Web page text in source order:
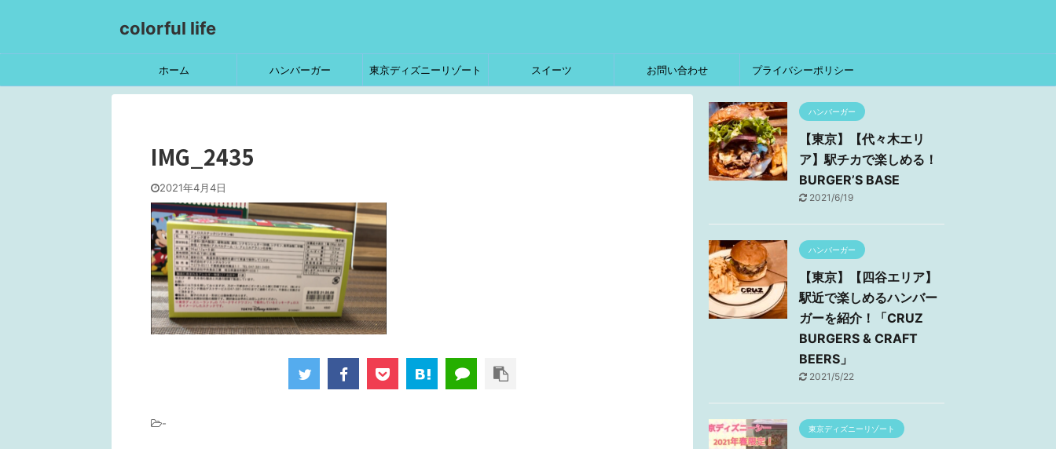
colorful life
ホーム ハンバーガー 東京ディズニーリゾート スイーツ お問い合わせ プライバシーポリシー
IMG_2435
2021年4月4日
-
ハンバーガー
【東京】【代々木エリ
ア】駅チカで楽しめる！
BURGER’S BASE
2021/6/19
ハンバーガー
【東京】【四谷エリア】
駅近で楽しめるハンバー
ガーを紹介！「CRUZ
BURGERS & CRAFT
BEERS」
2021/5/22
東京ディズニーリゾート